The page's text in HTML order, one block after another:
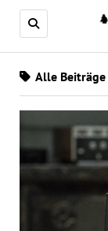
Alle Beiträge